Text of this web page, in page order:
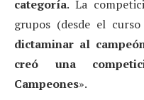
categoría. La
grupos (desde el
dictaminar al
creó una
Campeones».